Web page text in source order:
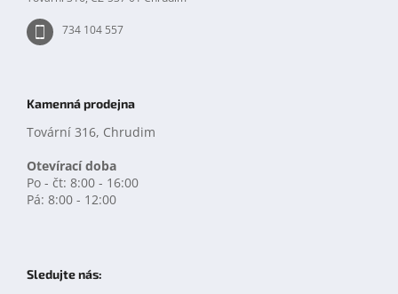
734 104 557
Kamenná prodejna
Tovární 316, Chrudim
Otevírací doba
Po - čt: 8:00 - 16:00
Pá: 8:00 - 12:00
Sledujte nás: